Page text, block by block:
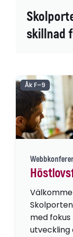
skillnad
med
utveckling
Åk F–9